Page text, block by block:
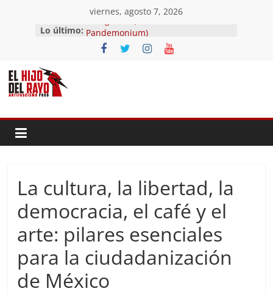
contenido
viernes, agosto 7, 2026
Lo último: El segundo (Del II Tomo del
Pandemonium)
Ave fénix
La cultura, la libertad, la
democracia, el café y el
arte: pilares esenciales
para la ciudadanización
de México